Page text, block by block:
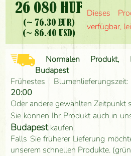
26 080 HUF
(~ 76.30 EUR)
(~ 86.40 USD)
Dieses
verfügbar,
Normalen Produkt,
Budapest
Frühestes Blumenlieferungszeit:
20:00
Oder andere gewählten Zeitpunkt
Sie können Ihr Produkt auch in
Budapestkaufen.
Falls Sie früherer Lieferung
unserem schnellen Produkte.